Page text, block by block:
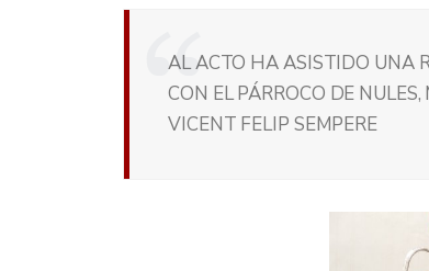
AL ACTO HA ASISTIDO UNA
CON EL PÁRROCO DE
VICENT FELIP SEMPERE